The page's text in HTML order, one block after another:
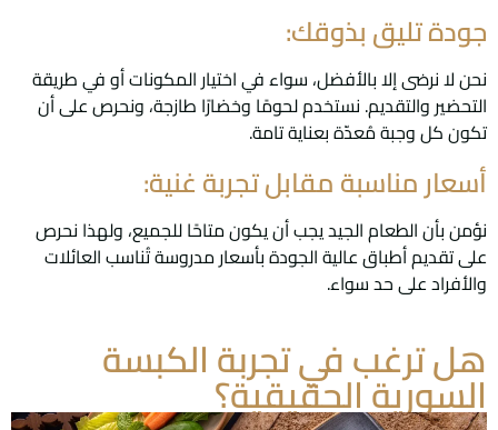
جودة تليق بذوقك:
نحن لا نرضى إلا بالأفضل، سواء في اختيار المكونات أو في طريقة
التحضير والتقديم. نستخدم لحومًا وخضارًا طازجة، ونحرص على أن
تكون كل وجبة مُعدّة بعناية تامة.
أسعار مناسبة مقابل تجربة غنية:
نؤمن بأن الطعام الجيد يجب أن يكون متاحًا للجميع، ولهذا نحرص
على تقديم أطباق عالية الجودة بأسعار مدروسة تُناسب العائلات
والأفراد على حد سواء.
هل ترغب في تجربة الكبسة
السورية الحقيقية؟